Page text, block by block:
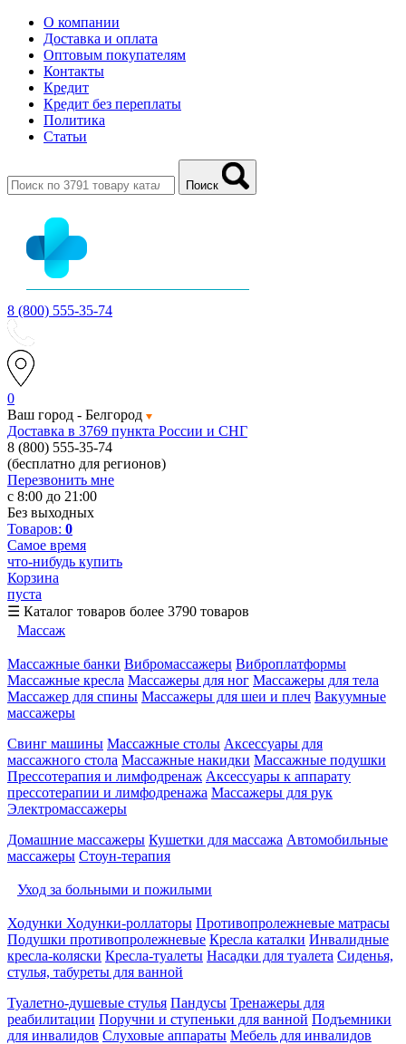
О компании
Доставка и оплата
Оптовым покупателям
Контакты
Кредит
Кредит без переплаты
Политика
Статьи
Поиск
8 (800) 555-35-74
0
Ваш город - Белгород
Доставка в 3769 пункта России и СНГ
8 (800) 555-35-74
(бесплатно для регионов)
Перезвонить мне
с 8:00 до 21:00
Без выходных
Товаров: 0
Самое время
что-нибудь купить
Корзина
пуста
☰ Каталог товаров более 3790 товаров
Массаж
Массажные банки Вибромассажеры Виброплатформы
Массажные кресла Массажеры для ног Массажеры для тела
Массажер для спины Массажеры для шеи и плеч Вакуумные
массажеры
Свинг машины Массажные столы Аксессуары для
массажного стола Массажные накидки Массажные подушки
Прессотерапия и лимфодренаж Аксессуары к аппарату
прессотерапии и лимфодренажа Массажеры для рук
Электромассажеры
Домашние массажеры Кушетки для массажа Автомобильные
массажеры Стоун-терапия
Уход за больными и пожилыми
Ходунки Ходунки-роллаторы Противопролежневые матрасы
Подушки противопролежневые Кресла каталки Инвалидные
кресла-коляски Кресла-туалеты Насадки для туалета Сиденья,
стулья, табуреты для ванной
Туалетно-душевые стулья Пандусы Тренажеры для
реабилитации Поручни и ступеньки для ванной Подъемники
для инвалидов Слуховые аппараты Мебель для инвалидов